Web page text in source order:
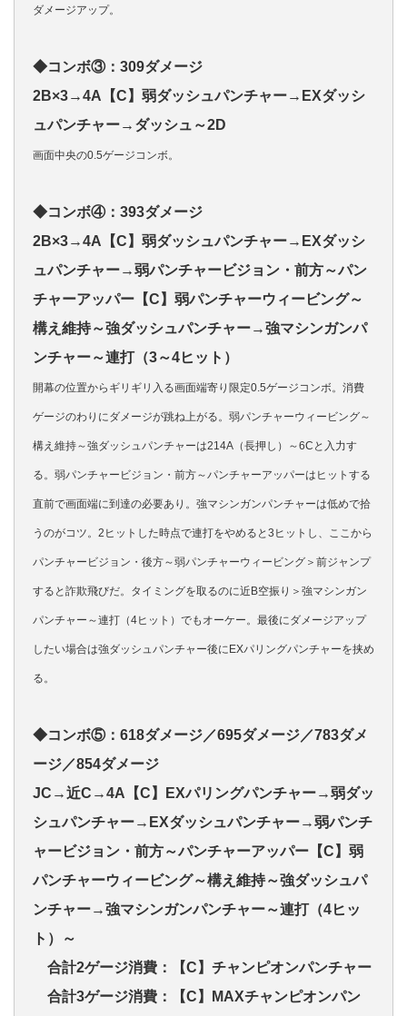
ダメージアップ。
◆コンボ③：309ダメージ
2B×3→4A【C】弱ダッシュパンチャー→EXダッシ
ュパンチャー→ダッシュ～2D
画面中央の0.5ゲージコンボ。
◆コンボ④：393ダメージ
2B×3→4A【C】弱ダッシュパンチャー→EXダッシ
ュパンチャー→弱パンチャービジョン・前方～パン
チャーアッパー【C】弱パンチャーウィービング～
構え維持～強ダッシュパンチャー→強マシンガンパ
ンチャー～連打（3～4ヒット）
開幕の位置からギリギリ入る画面端寄り限定0.5ゲージコンボ。消費
ゲージのわりにダメージが跳ね上がる。弱パンチャーウィービング～
構え維持～強ダッシュパンチャーは214A（長押し）～6Cと入力す
る。弱パンチャービジョン・前方～パンチャーアッパーはヒットする
直前で画面端に到達の必要あり。強マシンガンパンチャーは低めで拾
うのがコツ。2ヒットした時点で連打をやめると3ヒットし、ここから
パンチャービジョン・後方～弱パンチャーウィービング＞前ジャンプ
すると詐欺飛びだ。タイミングを取るのに近B空振り＞強マシンガン
パンチャー～連打（4ヒット）でもオーケー。最後にダメージアップ
したい場合は強ダッシュパンチャー後にEXパリングパンチャーを挟め
る。
◆コンボ⑤：618ダメージ／695ダメージ／783ダメ
ージ／854ダメージ
JC→近C→4A【C】EXパリングパンチャー→弱ダッ
シュパンチャー→EXダッシュパンチャー→弱パンチ
ャービジョン・前方～パンチャーアッパー【C】弱
パンチャーウィービング～構え維持～強ダッシュパ
ンチャー→強マシンガンパンチャー～連打（4ヒッ
ト）～
合計2ゲージ消費：【C】チャンピオンパンチャー
合計3ゲージ消費：【C】MAXチャンピオンパン